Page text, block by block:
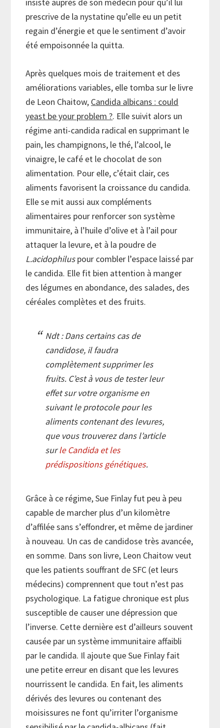
insisté auprès de son médecin pour qu’il lui
prescrive de la nystatine qu’elle eu un petit
regain d’énergie et que le sentiment d’avoir
été empoisonnée la quitta.
Après quelques mois de traitement et des
améliorations variables, elle tomba sur le livre
de Leon Chaitow, Candida albicans : could
yeast be your problem ?. Elle suivit alors un
régime anti-candida radical en supprimant le
pain, les champignons, le thé, l’alcool, le
vinaigre, le café et le chocolat de son
alimentation. Pour elle, c’était clair, ces
aliments favorisent la croissance du candida.
Elle se mit aussi aux compléments
alimentaires pour renforcer son système
immunitaire, à l’huile d’olive et à l’ail pour
attaquer la levure, et à la poudre de
L.acidophiluspour combler l’espace laissé par
le candida. Elle fit bien attention à manger
des légumes en abondance, des salades, des
céréales complètes et des fruits.
Ndt : Dans certains cas de
candidose, il faudra
complètement supprimer les
fruits. C’est à vous de tester leur
effet sur votre organisme en
suivant le protocole pour les
aliments contenant des levures,
que vous trouverez dans l’article
surle Candida et les
prédispositions génétiques.
Grâce à ce régime, Sue Finlay fut peu à peu
capable de marcher plus d’un kilomètre
d’affilée sans s’effondrer, et même de jardiner
à nouveau. Un cas de candidose très avancée,
en somme. Dans son livre, Leon Chaitow veut
que les patients souffrant de SFC (et leurs
médecins) comprennent que tout n’est pas
psychologique. La fatigue chronique est plus
susceptible de causer une dépression que
l’inverse. Cette dernière est d’ailleurs souvent
causée par un système immunitaire affaibli
par le candida. Il ajoute que Sue Finlay fait
une petite erreur en disant que les levures
nourrissent le candida. En fait, les aliments
dérivés des levures ou contenant des
moisissures ne font qu’irriter l’organisme